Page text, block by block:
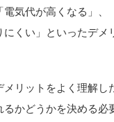
気代が高くなる」、
にくい」といったデメ
メリットをよく理解し
るかどうかを決める必